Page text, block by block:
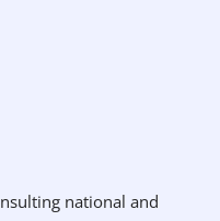
national and